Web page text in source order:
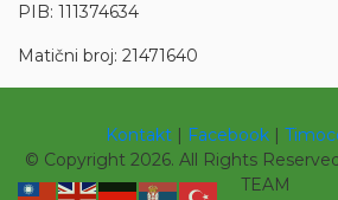
PIB: 111374634
Matični broj: 21471640
Kontakt | Facebook |
© Copyright 2026. All Rights
TEAM